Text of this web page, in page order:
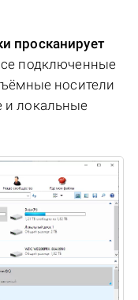
просканирует
подключенные
носители
и локальные